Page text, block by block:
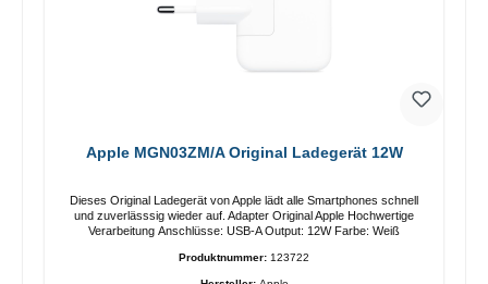
Apple MGN03ZM/A Original Ladegerät 12W
Dieses Original Ladegerät von Apple lädt alle Smartphones schnell
und zuverlässsig wieder auf. Adapter Original Apple Hochwertige
Verarbeitung Anschlüsse: USB-A Output: 12W Farbe: Weiß
Produktnummer: 123722